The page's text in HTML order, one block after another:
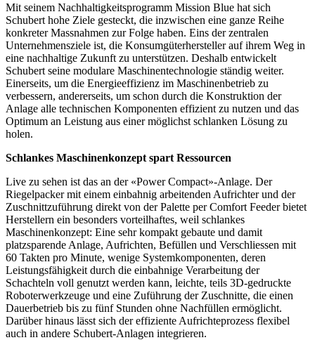
Mit seinem Nachhaltigkeitsprogramm Mission Blue hat sich
Schubert hohe Ziele gesteckt, die inzwischen eine ganze Reihe
konkreter Massnahmen zur Folge haben. Eins der zentralen
Unternehmensziele ist, die Konsumgüterhersteller auf ihrem Weg in
eine nachhaltige Zukunft zu unterstützen. Deshalb entwickelt
Schubert seine modulare Maschinentechnologie ständig weiter.
Einerseits, um die Energieeffizienz im Maschinenbetrieb zu
verbessern, andererseits, um schon durch die Konstruktion der
Anlage alle technischen Komponenten effizient zu nutzen und das
Optimum an Leistung aus einer möglichst schlanken Lösung zu
holen.
Schlankes Maschinenkonzept spart Ressourcen
Live zu sehen ist das an der «Power Compact»-Anlage. Der
Riegelpacker mit einem einbahnig arbeitenden Aufrichter und der
Zuschnittzuführung direkt von der Palette per Comfort Feeder bietet
Herstellern ein besonders vorteilhaftes, weil schlankes
Maschinenkonzept: Eine sehr kompakt gebaute und damit
platzsparende Anlage, Aufrichten, Befüllen und Verschliessen mit
60 Takten pro Minute, wenige Systemkomponenten, deren
Leistungsfähigkeit durch die einbahnige Verarbeitung der
Schachteln voll genutzt werden kann, leichte, teils 3D-gedruckte
Roboterwerkzeuge und eine Zuführung der Zuschnitte, die einen
Dauerbetrieb bis zu fünf Stunden ohne Nachfüllen ermöglicht.
Darüber hinaus lässt sich der effiziente Aufrichteprozess flexibel
auch in andere Schubert-Anlagen integrieren.